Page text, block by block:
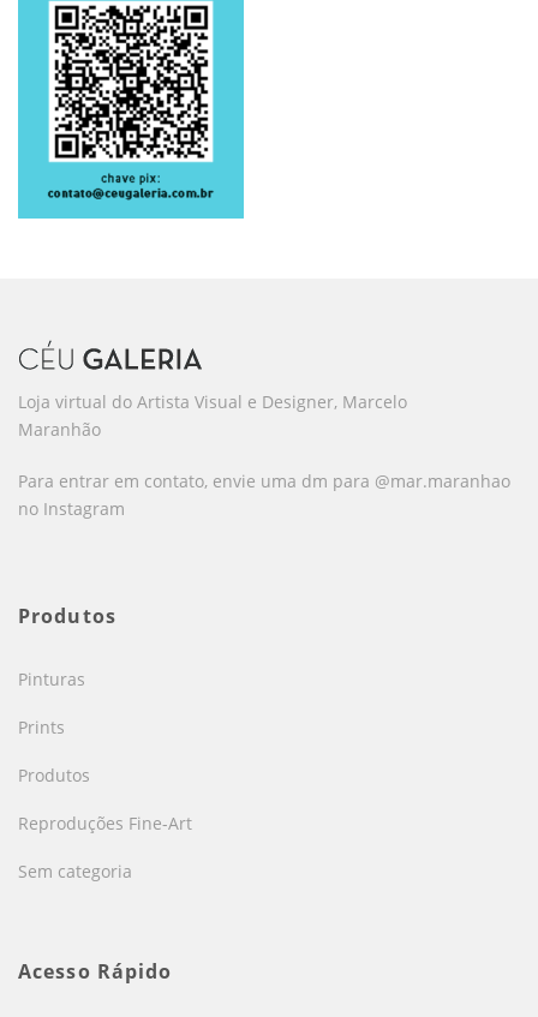
Loja virtual do Artista Visual e Designer, Marcelo
Maranhão
Para entrar em contato, envie uma dm para @mar.maranhao
no Instagram
Produtos
Pinturas
Prints
Produtos
Reproduções Fine-Art
Sem categoria
Acesso Rápido